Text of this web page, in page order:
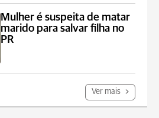
Mulher é suspeita de matar
marido para salvar filha no
PR
Ver mais